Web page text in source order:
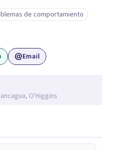
introspección,
personal. Se
cálidos y humanos,
escucha y el desarrollo de
uno mismo y con la vida.
de comportamiento
Email
O'Higgins